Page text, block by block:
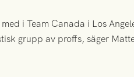
i Team Canada i Los
grupp av proffs, säger